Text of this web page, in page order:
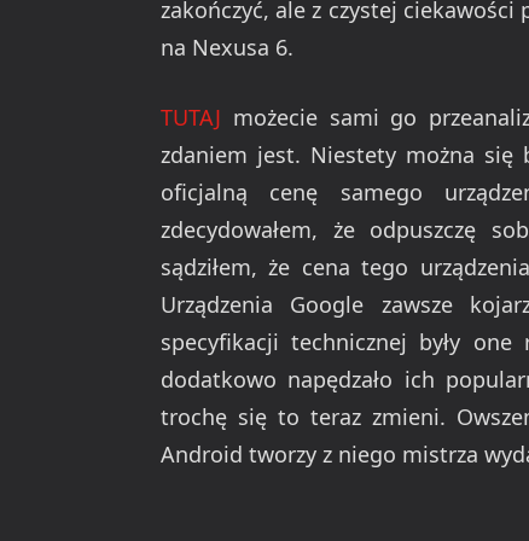
zakończyć, ale z czystej
na Nexusa 6.
TUTAJ możecie sami go
zdaniem jest. Niestety można się
oficjalną cenę samego
zdecydowałem, że odpuszczę
sądziłem, że cena tego
Urządzenia Google zawsze
specyfikacji technicznej były
dodatkowo napędzało ich
trochę się to teraz zmieni.
Android tworzy z niego mistrza